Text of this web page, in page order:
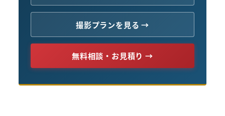
撮影プランを見る →
無料相談・お見積り →